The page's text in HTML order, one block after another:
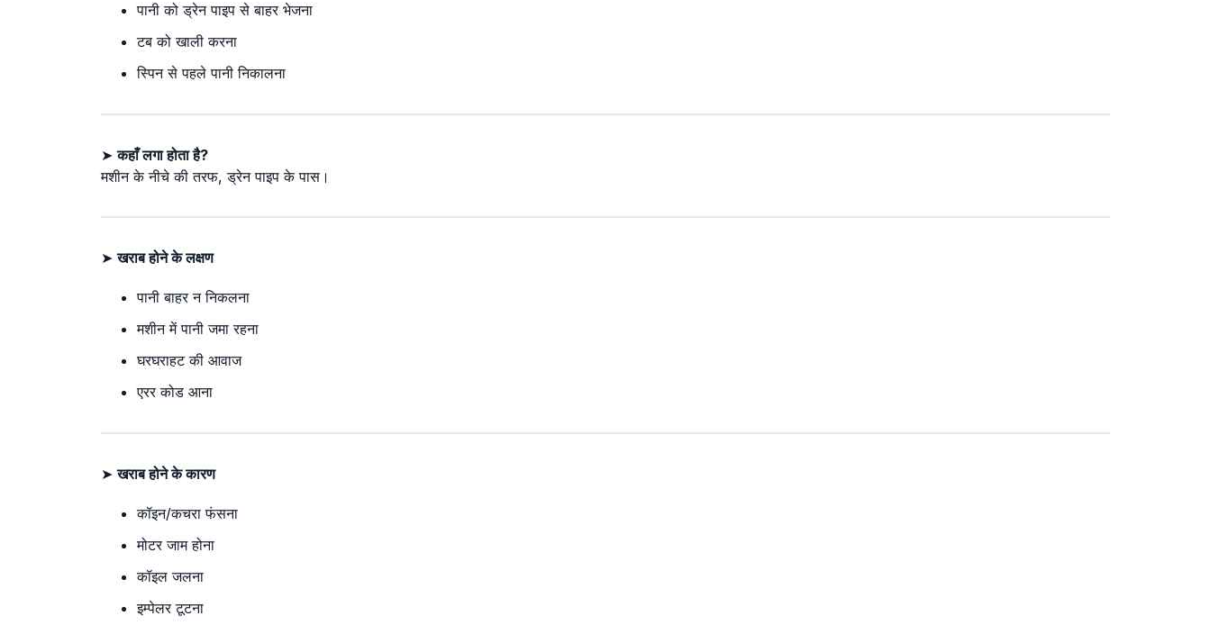
पानी को ड्रेन पाइप से बाहर भेजना
टब को खाली करना
स्पिन से पहले पानी निकालना
➤कहाँ लगा होता है?
मशीन के नीचे की तरफ, ड्रेन पाइप के पास।
➤खराब होने के लक्षण
पानी बाहर न निकलना
मशीन में पानी जमा रहना
घरघराहट की आवाज
एरर कोड आना
➤खराब होने के कारण
कॉइन/कचरा फंसना
मोटर जाम होना
कॉइल जलना
इम्पेलर टूटना